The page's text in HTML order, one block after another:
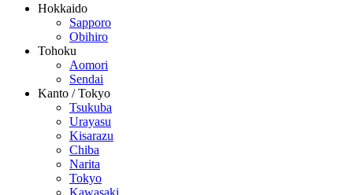
Hokkaido
Sapporo
Obihiro
Tohoku
Aomori
Sendai
Kanto / Tokyo
Tsukuba
Urayasu
Kisarazu
Chiba
Narita
Tokyo
Kawasaki